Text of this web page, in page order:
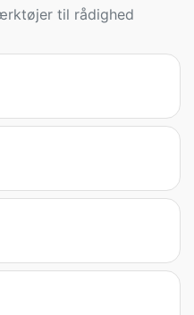
til rådighed